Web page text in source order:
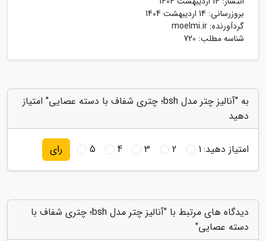
بروزرسانی: 14 اردیبهشت 1404
گردآورنده: moelmi.ir
شناسه مطلب: 720
به "آنالیز چتر مدل bsh؛ چتری شفاف با دسته عصایی" امتیاز
دهید
امتیاز دهید:1
2
3
4
5 رای
دیدگاه های مرتبط با "آنالیز چتر مدل bsh؛ چتری شفاف با
دسته عصایی"